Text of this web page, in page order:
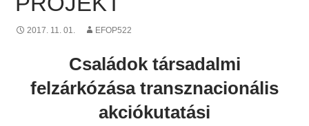
2017. 11. 01. EFOP522
Családok társadalmi
felzárkózása transznacionális
akciókutatási